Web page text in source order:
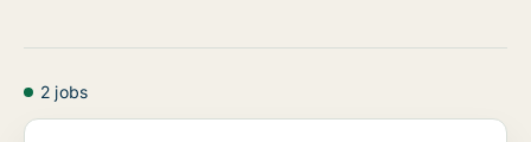
2 jobs
Teknisk koordinator til Facility Management hos AP...